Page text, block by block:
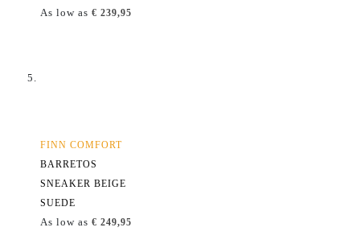
As low as € 239,95
FINN COMFORT
BARRETOS
SNEAKER BEIGE
SUEDE
As low as € 249,95